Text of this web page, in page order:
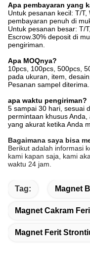
Apa pembayaran yang
Untuk pesanan kecil: T/
pembayaran penuh di
Untuk pesanan besar: T/
Escrow.30% deposit di
pengiriman.
Apa MOQnya?
10pcs, 100pcs, 500pcs,
pada ukuran, item,
Pesanan sampel diterima.
apa waktu pengiriman?
5 sampai 30 hari, sesuai
permintaan khusus
yang akurat ketika Anda
Bagaimana saya bisa
Berikut adalah informasi
kami kapan saja, kami
waktu 24 jam.
Tag: Magnet
Magnet Cakram
Magnet Ferit